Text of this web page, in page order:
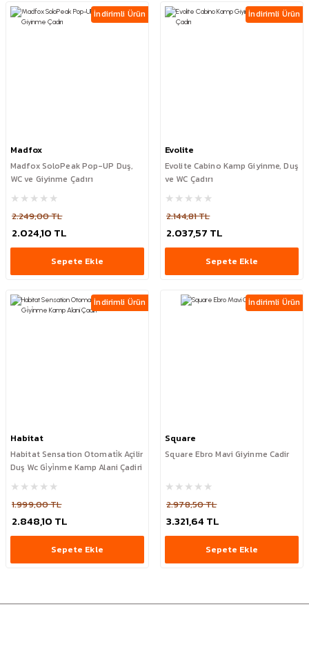
İndirimli Ürün
Madfox
Madfox SoloPeak Pop-UP Duş,
WC ve Giyinme Çadırı
2.249,00 TL
2.024,10 TL
Sepete Ekle
İndirimli Ürün
Evolite
Evolite Cabino Kamp Giyinme, Duş
ve WC Çadırı
2.144,81 TL
2.037,57 TL
Sepete Ekle
İndirimli Ürün
Habitat
Habitat Sensation Otomati̇k Açilir
Duş Wc Gi̇yi̇nme Kamp Alani Çadiri
1.999,00 TL
2.848,10 TL
Sepete Ekle
İndirimli Ürün
Square
Square Ebro Mavi Giyinme Cadir
2.978,50 TL
3.321,64 TL
Sepete Ekle